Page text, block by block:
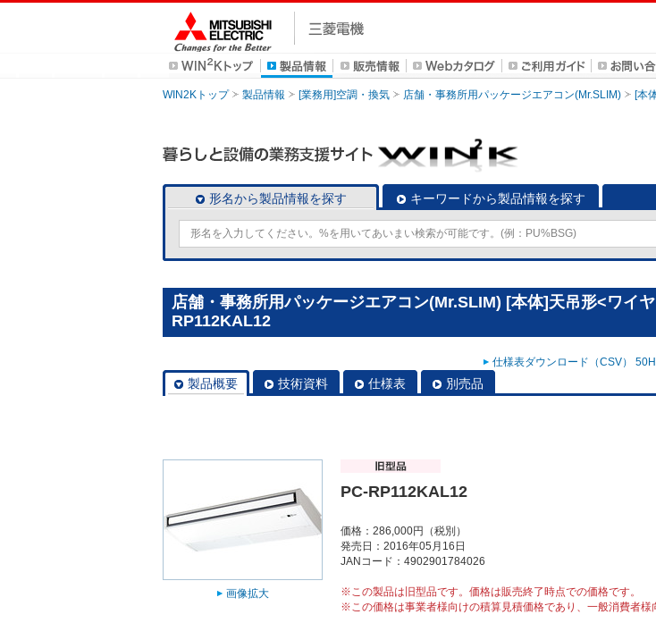
WIN2Kトップ 製品情報 [業務用]空調・換気 店舗・事務所用パッケージエアコン(Mr.SLIM) [本
形名から製品情報を探す キーワードから製品情報を探す
店舗・事務所用パッケージエアコン(Mr.SLIM) [本体]天吊形<ワイ
RP112KAL12
仕様表ダウンロード（CSV）
製品概要 技術資料 仕様表 別売品
画像拡大
PC-RP112KAL12
価格：286,000円（税別）
発売日：2016年05月16日
JANコード：4902901784026
※この製品は旧型品です。価格は販売終了時点での価格です。
※この価格は事業者様向けの積算見積価格であり、一般消費者様